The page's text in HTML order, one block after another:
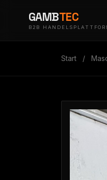
GAMBTEC
B2B
Start /